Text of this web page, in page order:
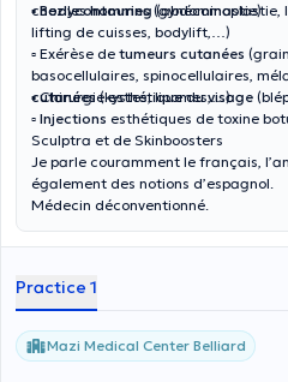
chez leshommes(gynécomastie)
▪️ Bodycontouring(abdominoplastie,
lifting de cuisses, bodylift,…)
▫️ Exérèse de tumeurs cutanées
basocellulaires, spinocellulaires,
cutanées(kystes, lipomes,…)
▪️ Chirurgie esthétique duvisage
▫️ Injections esthétiques de toxine
Sculptra et de Skinboosters
Je parle couramment le français,
également des notions d’espagnol.
Médecin déconventionné.
Practice 1
Mazi Medical Center Belliard